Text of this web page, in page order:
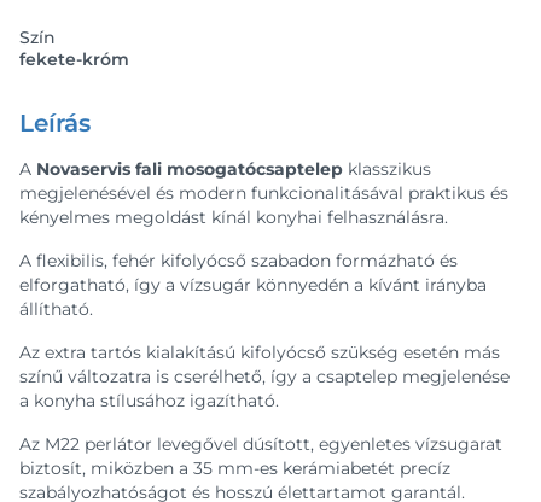
Szín
fekete-króm
Leírás
A Novaservis fali mosogatócsaptelep klasszikus
megjelenésével és modern funkcionalitásával praktikus és
kényelmes megoldást kínál konyhai felhasználásra.
A flexibilis, fehér kifolyócső szabadon formázható és
elforgatható, így a vízsugár könnyedén a kívánt irányba
állítható.
Az extra tartós kialakítású kifolyócső szükség esetén más
színű változatra is cserélhető, így a csaptelep megjelenése
a konyha stílusához igazítható.
Az M22 perlátor levegővel dúsított, egyenletes vízsugarat
biztosít, miközben a 35 mm-es kerámiabetét precíz
szabályozhatóságot és hosszú élettartamot garantál.